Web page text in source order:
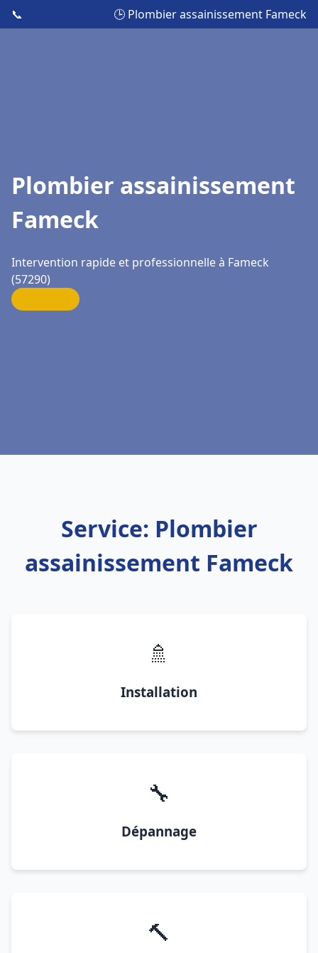
📞 🕒 Plombier assainissement Fameck
Plombier assainissement
Fameck
Intervention rapide et professionnelle à Fameck
(57290)
Service: Plombier
assainissement Fameck
🚿
Installation
🔧
Dépannage
🔨